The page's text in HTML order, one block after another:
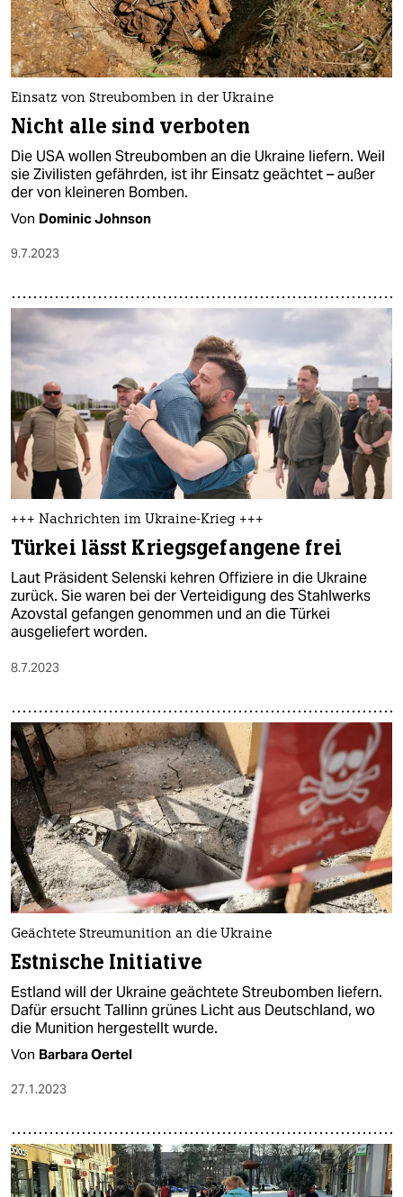
Einsatz von Streubomben in der Ukraine
Nicht alle sind verboten
Die USA wollen Streubomben an die Ukraine liefern. Weil
sie Zivilisten gefährden, ist ihr Einsatz geächtet – außer
der von kleineren Bomben.
Von Dominic Johnson
9.7.2023
+++ Nachrichten im Ukraine-Krieg +++
Türkei lässt Kriegsgefangene frei
Laut Präsident Selenski kehren Offiziere in die Ukraine
zurück. Sie waren bei der Verteidigung des Stahlwerks
Azovstal gefangen genommen und an die Türkei
ausgeliefert worden.
8.7.2023
Geächtete Streumunition an die Ukraine
Estnische Initiative
Estland will der Ukraine geächtete Streubomben liefern.
Dafür ersucht Tallinn grünes Licht aus Deutschland, wo
die Munition hergestellt wurde.
Von Barbara Oertel
27.1.2023